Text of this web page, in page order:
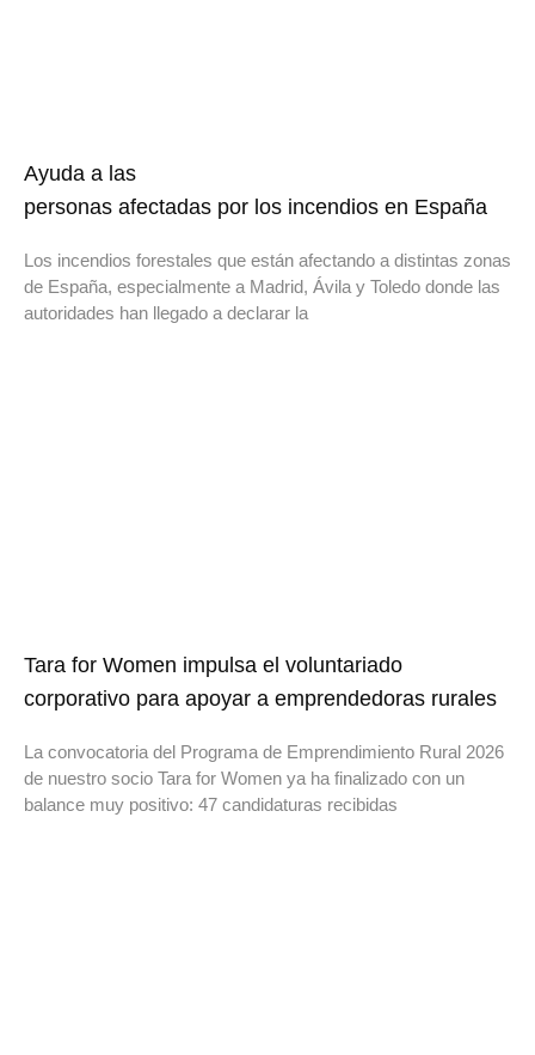
Ayuda a las
personas afectadas por los incendios en España
Los incendios forestales que están afectando a distintas zonas
de España, especialmente a Madrid, Ávila y Toledo donde las
autoridades han llegado a declarar la
Tara for Women impulsa el voluntariado
corporativo para apoyar a emprendedoras rurales
La convocatoria del Programa de Emprendimiento Rural 2026
de nuestro socio Tara for Women ya ha finalizado con un
balance muy positivo: 47 candidaturas recibidas